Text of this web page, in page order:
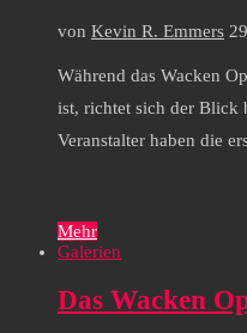
von Kevin R. Emmers
Während das Wacken
ist, richtet sich der Blick
Veranstalter haben die
Mehr
Galerien
Das Wacken